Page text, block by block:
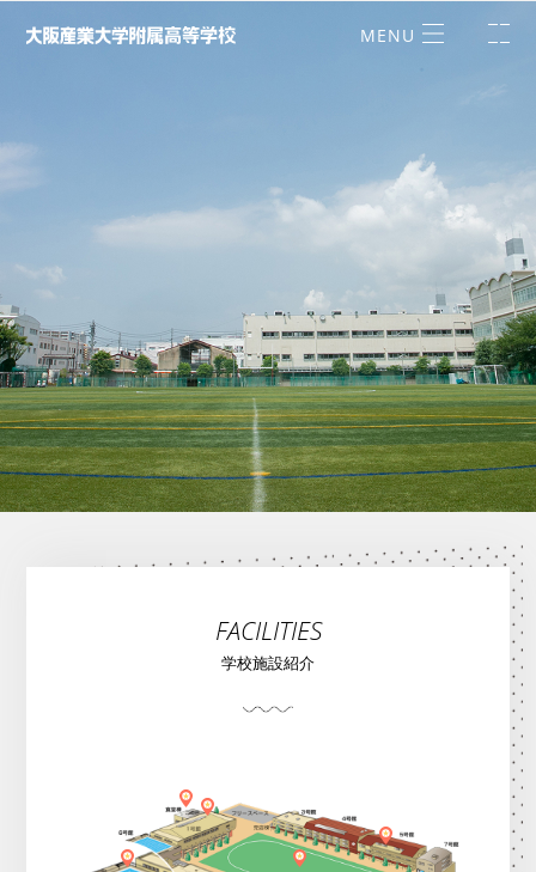
学校施設紹介
FACILITIES
学校施設紹介